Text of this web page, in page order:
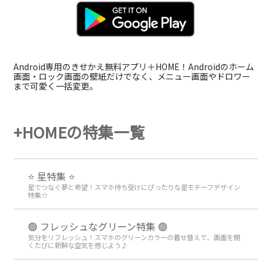
Android専用のきせかえ無料アプリ＋HOME！Androidのホーム
画面・ロック画面の壁紙だけでなく、メニュー画面やドロワー
まで可愛く一括変更。
+HOMEの特集一覧
⭐ 星特集 ⭐
星でつなぐ夢と希望！スマホ待ち受けにぴったりな星モチーフデザイン
特集☆
🟢 フレッシュなグリーン特集 🟢
気分をリフレッシュ！スマホのグリーンカラーの着せ替えで、画面を開
くたびに新鮮な空気を感じよう♪